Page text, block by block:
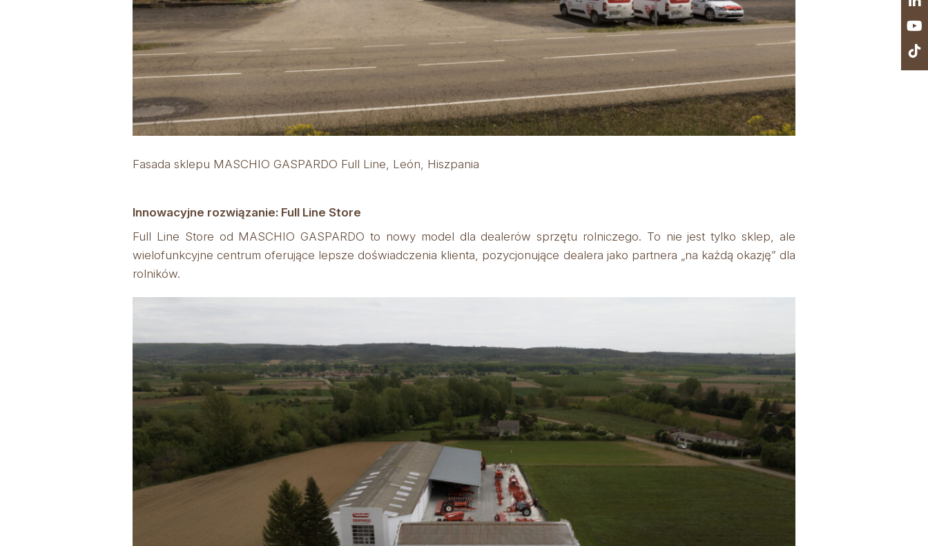
Fasada sklepu MASCHIO GASPARDO Full Line, León, Hiszpania
Innowacyjne rozwiązanie: Full Line Store
Full Line Store od MASCHIO GASPARDO to nowy model dla dealerów sprzętu rolniczego. To nie jest tylko sklep, ale
wielofunkcyjne centrum oferujące lepsze doświadczenia klienta, pozycjonujące dealera jako partnera „na każdą okazję” dla
rolników.